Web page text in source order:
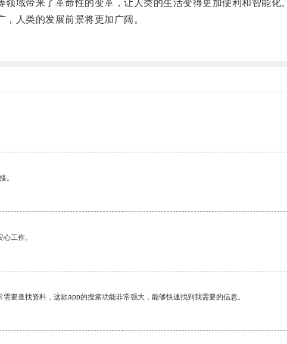
带来了革命性的变革，让人类的生活变得更加便利和智能化。
人类的发展前景将更加广阔。
。
工作。
要查找资料，这款app的搜索功能非常强大，能够快速找到我需要的信息。